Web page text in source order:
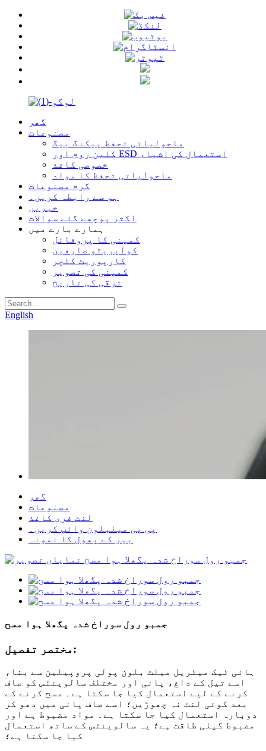
گھر
مصنوعات
ماحولیاتی تحفظ پیکنگ بیگ
کلین روم اور ESD استعمال کی اشیاء
خصوصی کاغذ
ماحولیاتی تحفظ کا مواد
گرم مصنوعات
ہم سے رابطہ کریں۔
خبریں
اکثر پوچھے گئے سوالات
ہمارے بارے میں
کمپنی کا پروفائل
کوآپریٹو صارفین
کارپوریٹ کلچر
کمپنی کی تصویر
ترقی کی تاریخ
English
گھر
مصنوعات
لنٹ فری کاغذ
پی پی میلبلون وائپ کریں۔
بیر کے پھول کا نمونہ
جمبو رول سوراخ شدہ پگھلا ہوا مسح
مختصر تفصیل:
ہائی ٹیک میٹریل میلٹ بلون پولی پروپیلین سے بنا،
اسے تیل کے داغ، پانی اور مختلف سالوینٹس کو صاف
کرنے کے لیے استعمال کیا جا سکتا ہے۔ مسح کرنے کے
بعد کوئی لنٹ نہ چھوڑیں؛ اسے صاف پانی میں دھو کر
دوبارہ استعمال کیا جا سکتا ہے۔ مواد مضبوط ہے اور
مضبوط گیلی طاقت ہے؛ یہ سالوینٹس کے ساتھ استعمال
کیا جا سکتا ہے؛